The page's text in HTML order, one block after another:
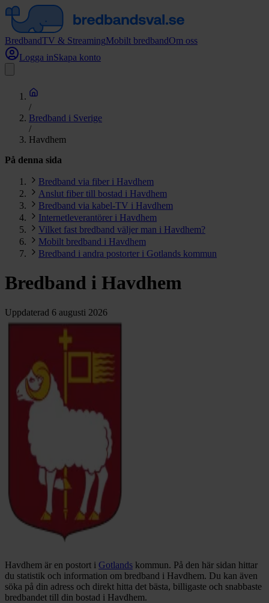
BredbandTV & StreamingMobilt bredbandOm oss
Logga inSkapa konto
/
Bredband i Sverige
/
Havdhem
På denna sida
Bredband via fiber i Havdhem
Anslut fiber till bostad i Havdhem
Bredband via kabel-TV i Havdhem
Internetleverantörer i Havdhem
Vilket fast bredband väljer man i Havdhem?
Mobilt bredband i Havdhem
Bredband i andra postorter i Gotlands kommun
Bredband i Havdhem
Uppdaterad 6 augusti 2026
Havdhem är en postort i Gotlands kommun. På den här sidan hittar
du statistik och information om bredband i Havdhem. Du kan även
söka på din adress och direkt hitta det bästa, billigaste och snabbaste
bredbandet till din bostad i Havdhem.